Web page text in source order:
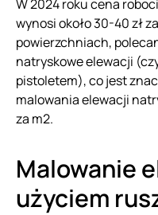
W 2024 roku cena
wynosi około 30-40 zł
powierzchniach,
natryskowe elewacji
pistoletem), co jest
malowania elewacji
za m2.
Malowanie
użyciem